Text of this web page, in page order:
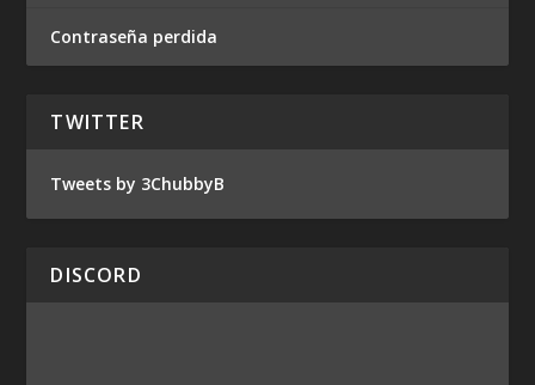
Contraseña perdida
TWITTER
Tweets by 3ChubbyB
DISCORD